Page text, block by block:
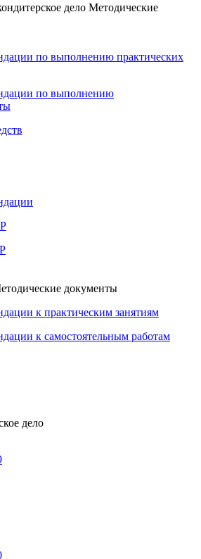
дело Методические
по выполнению практических
по выполнению
документы
к практическим занятиям
к самостоятельным работам
дело